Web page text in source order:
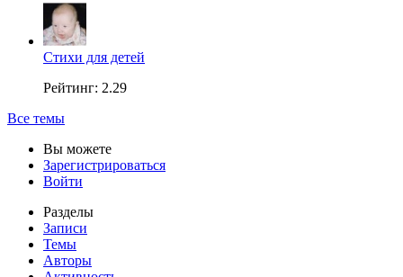
Стихи для детей
Рейтинг: 2.29
Все темы
Вы можете
Зарегистрироваться
Войти
Разделы
Записи
Темы
Авторы